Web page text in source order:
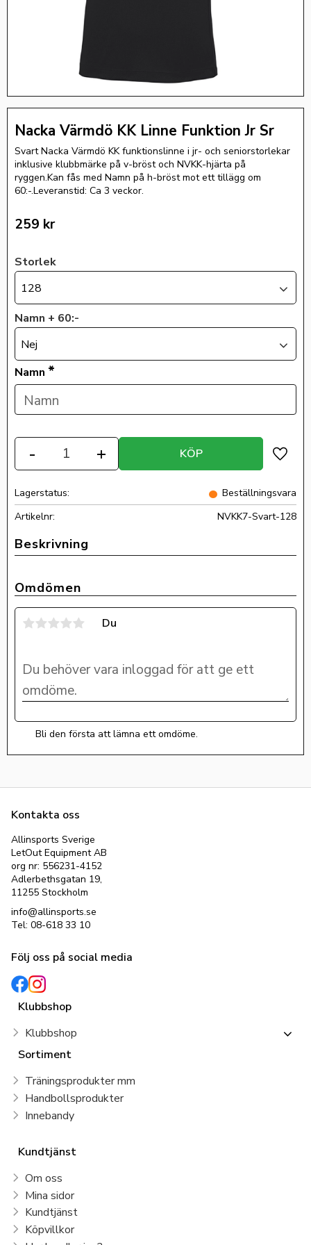
Nacka Värmdö KK Linne Funktion Jr Sr
Svart Nacka Värmdö KK funktionslinne i jr- och seniorstorlekar
inklusive klubbmärke på v-bröst och NVKK-hjärta på
ryggen.Kan fås med Namn på h-bröst mot ett tillägg om
60:-.Leveranstid: Ca 3 veckor.
259 kr
Storlek
128
Namn + 60:-
Nej
+
- KÖP
Lägg
Namn *
Lagerstatus
Beställningsvara
Artikelnr
NVKK7-Svart-128
Omdömen
Du
Bli den första att lämna ett omdöme.
Kontakta oss
Allinsports Sverige
LetOut Equipment AB
org nr: 556231-4152
Adlerbethsgatan 19,
11255 Stockholm
info@allinsports.se
Tel: 08-618 33 10
Följ oss på social media
Klubbshop
Klubbshop
Sortiment
Träningsprodukter mm
Handbollsprodukter
Innebandy
Kundtjänst
Om oss
Mina sidor
Kundtjänst
Köpvillkor